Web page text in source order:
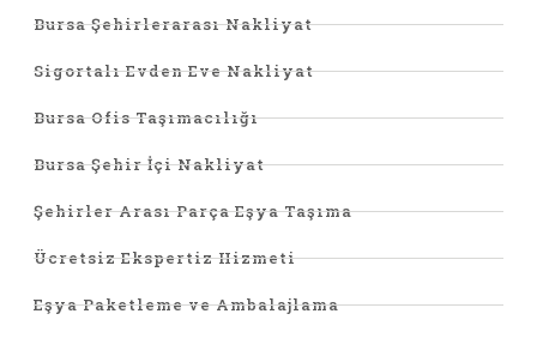
Bursa Şehirlerarası Nakliyat
Sigortalı Evden Eve Nakliyat
Bursa Ofis Taşımacılığı
Bursa Şehir İçi Nakliyat
Şehirler Arası Parça Eşya Taşıma
Ücretsiz Ekspertiz Hizmeti
Eşya Paketleme ve Ambalajlama